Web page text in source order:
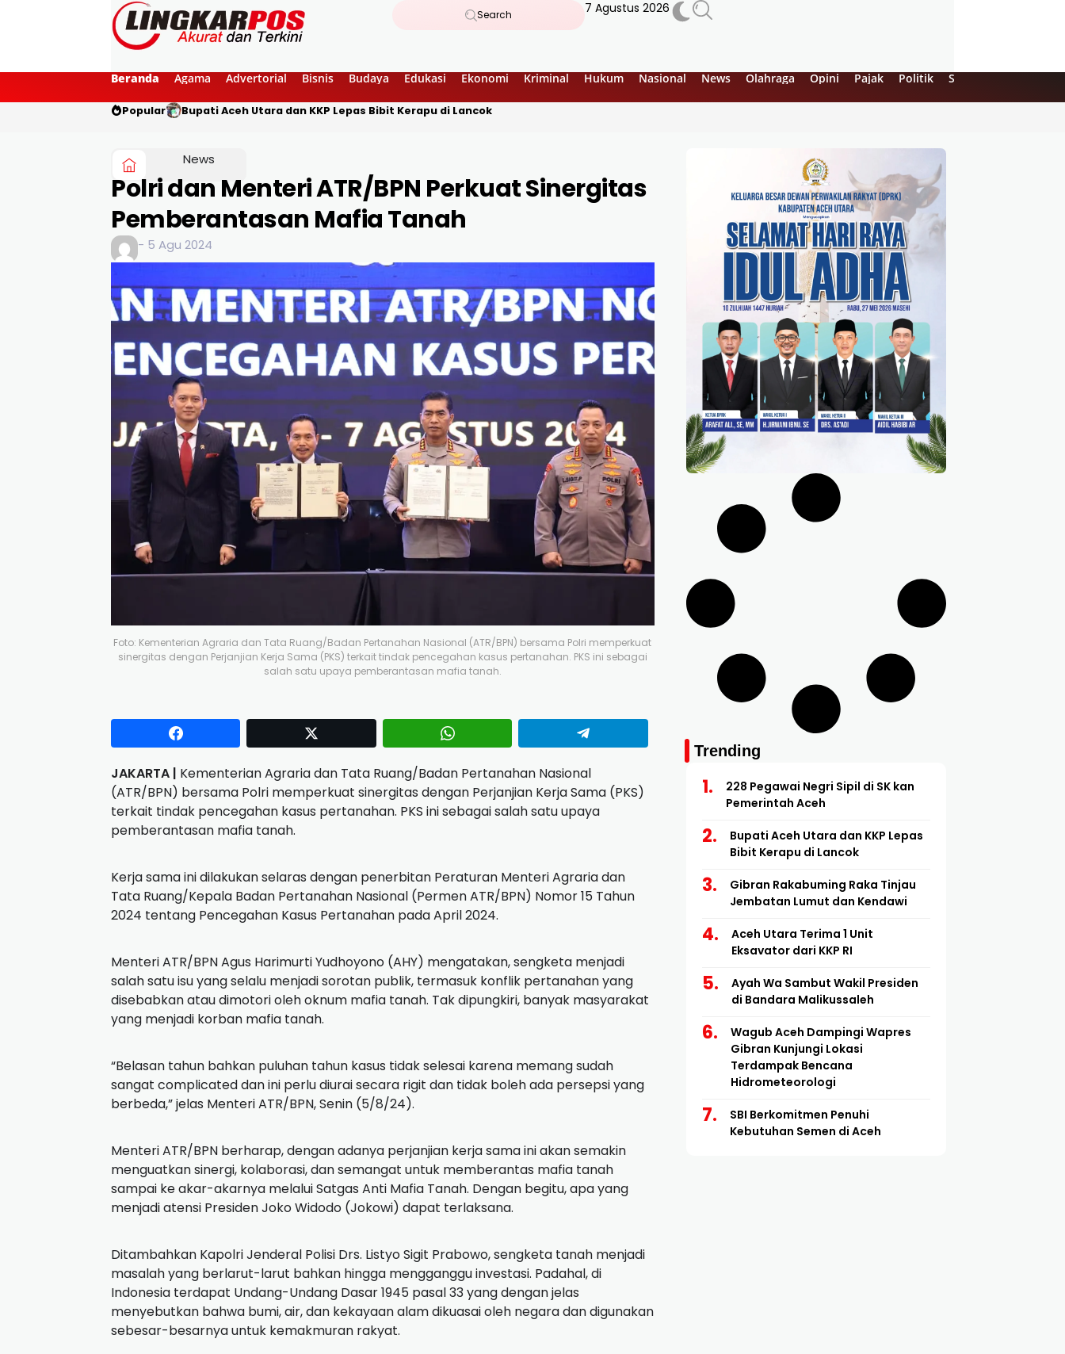
Search 7 Agustus 2026
Beranda Agama Advertorial Bisnis Budaya Edukasi Ekonomi Kriminal Hukum Nasional News Olahraga Opini Pajak Politik Sejarah
Popular Bupati Aceh Utara dan KKP Lepas Bibit Kerapu di Lancok
News
Polri dan Menteri ATR/BPN Perkuat Sinergitas
Pemberantasan Mafia Tanah
- 5 Agu 2024
Foto: Kementerian Agraria dan Tata Ruang/Badan Pertanahan Nasional (ATR/BPN) bersama Polri memperkuat
sinergitas dengan Perjanjian Kerja Sama (PKS) terkait tindak pencegahan kasus pertanahan. PKS ini sebagai
salah satu upaya pemberantasan mafia tanah.
JAKARTA | Kementerian Agraria dan Tata Ruang/Badan Pertanahan Nasional
(ATR/BPN) bersama Polri memperkuat sinergitas dengan Perjanjian Kerja Sama (PKS)
terkait tindak pencegahan kasus pertanahan. PKS ini sebagai salah satu upaya
pemberantasan mafia tanah.
Kerja sama ini dilakukan selaras dengan penerbitan Peraturan Menteri Agraria dan
Tata Ruang/Kepala Badan Pertanahan Nasional (Permen ATR/BPN) Nomor 15 Tahun
2024 tentang Pencegahan Kasus Pertanahan pada April 2024.
Menteri ATR/BPN Agus Harimurti Yudhoyono (AHY) mengatakan, sengketa menjadi
salah satu isu yang selalu menjadi sorotan publik, termasuk konflik pertanahan yang
disebabkan atau dimotori oleh oknum mafia tanah. Tak dipungkiri, banyak masyarakat
yang menjadi korban mafia tanah.
“Belasan tahun bahkan puluhan tahun kasus tidak selesai karena memang sudah
sangat complicated dan ini perlu diurai secara rigit dan tidak boleh ada persepsi yang
berbeda,” jelas Menteri ATR/BPN, Senin (5/8/24).
Menteri ATR/BPN berharap, dengan adanya perjanjian kerja sama ini akan semakin
menguatkan sinergi, kolaborasi, dan semangat untuk memberantas mafia tanah
sampai ke akar-akarnya melalui Satgas Anti Mafia Tanah. Dengan begitu, apa yang
menjadi atensi Presiden Joko Widodo (Jokowi) dapat terlaksana.
Ditambahkan Kapolri Jenderal Polisi Drs. Listyo Sigit Prabowo, sengketa tanah menjadi
masalah yang berlarut-larut bahkan hingga mengganggu investasi. Padahal, di
Indonesia terdapat Undang-Undang Dasar 1945 pasal 33 yang dengan jelas
menyebutkan bahwa bumi, air, dan kekayaan alam dikuasai oleh negara dan digunakan
sebesar-besarnya untuk kemakmuran rakyat.
Trending
228 Pegawai Negri Sipil di SK kan
Pemerintah Aceh
Bupati Aceh Utara dan KKP Lepas
Bibit Kerapu di Lancok
Gibran Rakabuming Raka Tinjau
Jembatan Lumut dan Kendawi
Aceh Utara Terima 1 Unit
Eksavator dari KKP RI
Ayah Wa Sambut Wakil Presiden
di Bandara Malikussaleh
Wagub Aceh Dampingi Wapres
Gibran Kunjungi Lokasi
Terdampak Bencana
Hidrometeorologi
SBI Berkomitmen Penuhi
Kebutuhan Semen di Aceh